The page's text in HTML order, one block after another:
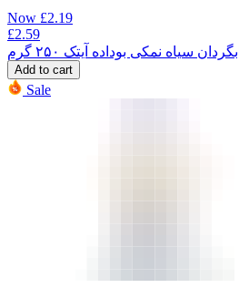
Now £2.19
£2.59
سیاه نمکی بوداده آیتک ۲۵۰ گرم
Add to cart
Sale